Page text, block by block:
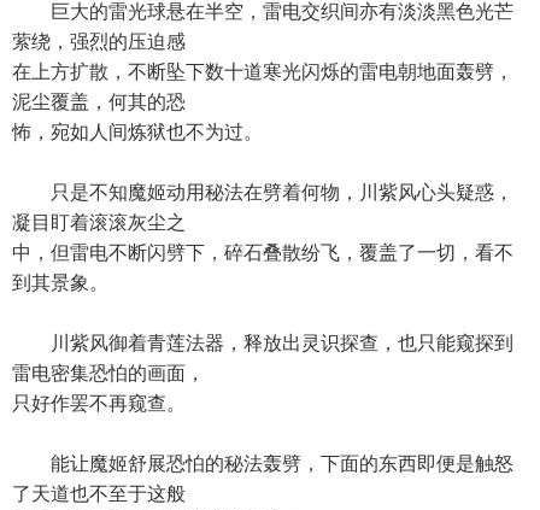
巨大的雷光球悬在半空，雷电交织间亦有淡淡黑色光芒
萦绕，强烈的压迫感
在上方扩散，不断坠下数十道寒光闪烁的雷电朝地面轰劈，
泥尘覆盖，何其的恐
怖，宛如人间炼狱也不为过。
只是不知魔姬动用秘法在劈着何物，川紫风心头疑惑，
凝目盯着滚滚灰尘之
中，但雷电不断闪劈下，碎石叠散纷飞，覆盖了一切，看不
到其景象。
川紫风御着青莲法器，释放出灵识探查，也只能窥探到
雷电密集恐怕的画面，
只好作罢不再窥查。
能让魔姬舒展恐怕的秘法轰劈，下面的东西即便是触怒
了天道也不至于这般